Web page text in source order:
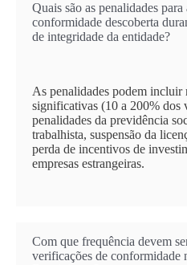
Quais são as penalidades para
conformidade descoberta
de integridade da entidade?
As penalidades podem incluir
significativas (10 a 200% dos
penalidades da previdência
trabalhista, suspensão da
perda de incentivos de
empresas estrangeiras.
Com que frequência devem
verificações de conformidade